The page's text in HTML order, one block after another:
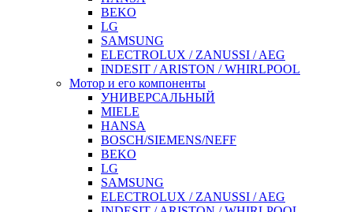
BEKO
LG
SAMSUNG
ELECTROLUX / ZANUSSI / AEG
INDESIT / ARISTON / WHIRLPOOL
Мотор и его компоненты
УНИВЕРСАЛЬНЫЙ
MIELE
HANSA
BOSCH/SIEMENS/NEFF
BEKO
LG
SAMSUNG
ELECTROLUX / ZANUSSI / AEG